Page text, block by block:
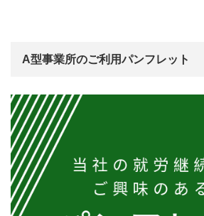
A型事業所のご利用パンフレット